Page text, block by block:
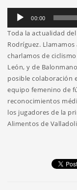
Reproductor
audio
00:00
Toda la actualidad
Rodríguez.
charlamos de
León, y de
posible colaboración
equipo femenino de
reconocimientos
los jugadores de la
Alimentos de